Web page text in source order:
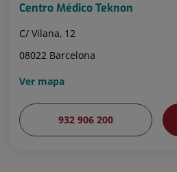
Centro Médico Teknon
C/ Vilana, 12
08022 Barcelona
Ver mapa
932 906 200